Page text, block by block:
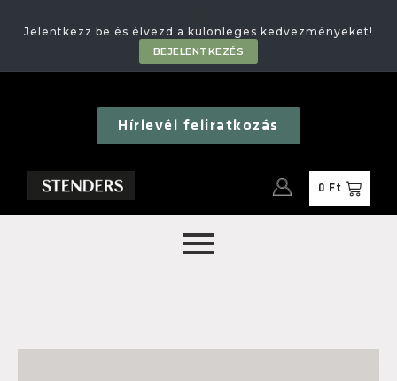
Jelentkezz be és élvezd a különleges kedvezményeket!
BEJELENTKEZÉS
Hírlevél feliratkozás
0 Ft